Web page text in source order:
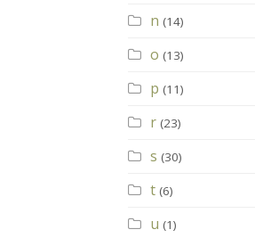
n (14)
o (13)
p (11)
r (23)
s (30)
t (6)
u (1)